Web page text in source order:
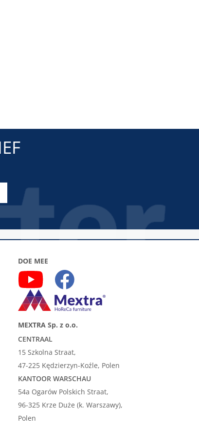
DOE MEE
MEXTRA Sp. z o.o.
CENTRAAL
15 Szkolna Straat,
47-225 Kędzierzyn-Koźle, Polen
KANTOOR WARSCHAU
54a Ogarów Polskich Straat,
96-325 Krze Duże (k. Warszawy),
Polen